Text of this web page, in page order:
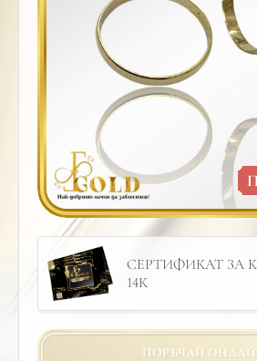
СЕРТИФИКАТ ЗА
14К
ПОРЪЧАЙ